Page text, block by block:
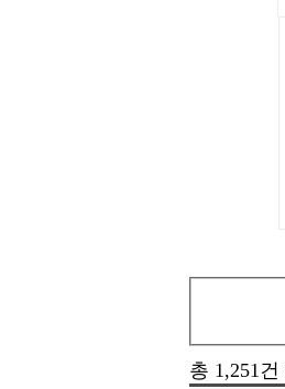
총 1,251건